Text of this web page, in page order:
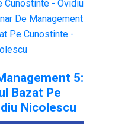
5:
Bazat Pe
Nicolescu